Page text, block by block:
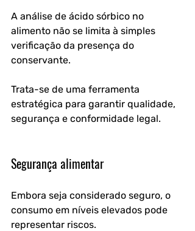
A análise de ácido sórbico no
alimento não se limita à simples
verificação da presença do
conservante.
Trata-se de uma ferramenta
estratégica para garantir qualidade,
segurança e conformidade legal.
Segurança alimentar
Embora seja considerado seguro, o
consumo em níveis elevados pode
representar riscos.